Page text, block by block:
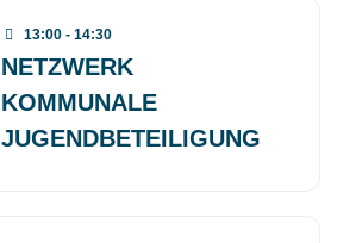
13:00 - 14:30
NETZWERK
KOMMUNALE
JUGENDBETEILIGUNG